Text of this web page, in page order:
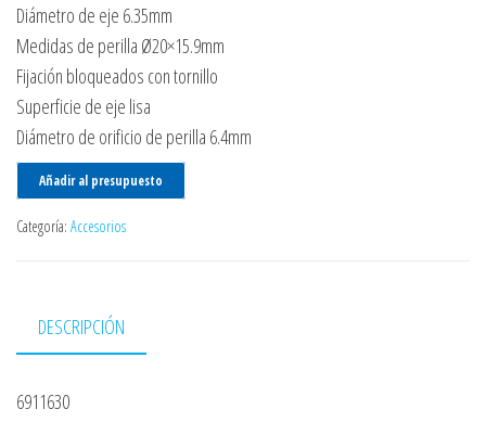
Diámetro de eje 6.35mm
Medidas de perilla Ø20×15.9mm
Fijación bloqueados con tornillo
Superficie de eje lisa
Diámetro de orificio de perilla 6.4mm
Añadir al presupuesto
Categoría: Accesorios
DESCRIPCIÓN
6911630